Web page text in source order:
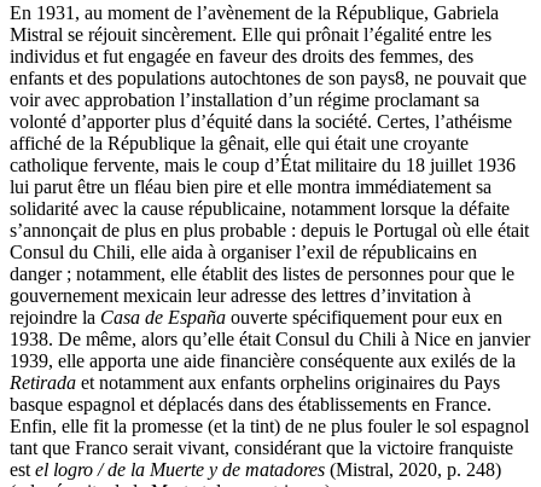
En 1931, au moment de l’avènement de la République, Gabriela
Mistral se réjouit sincèrement. Elle qui prônait l’égalité entre les
individus et fut engagée en faveur des droits des femmes, des
enfants et des populations autochtones de son pays8, ne pouvait que
voir avec approbation l’installation d’un régime proclamant sa
volonté d’apporter plus d’équité dans la société. Certes, l’athéisme
affiché de la République la gênait, elle qui était une croyante
catholique fervente, mais le coup d’État militaire du 18 juillet 1936
lui parut être un fléau bien pire et elle montra immédiatement sa
solidarité avec la cause républicaine, notamment lorsque la défaite
s’annonçait de plus en plus probable : depuis le Portugal où elle était
Consul du Chili, elle aida à organiser l’exil de républicains en
danger ; notamment, elle établit des listes de personnes pour que le
gouvernement mexicain leur adresse des lettres d’invitation à
rejoindre la Casa de España ouverte spécifiquement pour eux en
1938. De même, alors qu’elle était Consul du Chili à Nice en janvier
1939, elle apporta une aide financière conséquente aux exilés de la
Retirada et notamment aux enfants orphelins originaires du Pays
basque espagnol et déplacés dans des établissements en France.
Enfin, elle fit la promesse (et la tint) de ne plus fouler le sol espagnol
tant que Franco serait vivant, considérant que la victoire franquiste
est el logro / de la Muerte y de matadores (Mistral, 2020, p. 248)